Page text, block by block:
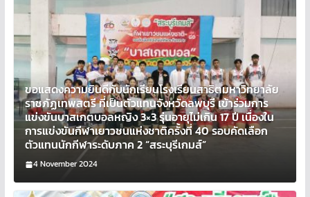
ขอแสดงความยินดีกับนักเรียนโรงเรียนสาธิตมหาวิทยาลัย
ราชภัฏเทพสตรี ที่เป็นตัวแทนจังหวัดลพบุรี เข้าร่วมการ
แข่งขันบาสเกตบอลหญิง 3×3 รุ่นอายุไม่เกิน 17 ปี เนื่องใน
การแข่งขันกีฬาเยาวชนแห่งชาติครั้งที่ 40 รอบคัดเลือก
ตัวแทนนักกีฬาระดับภาค 2 “สระบุรีเกมส์”
4 November 2024